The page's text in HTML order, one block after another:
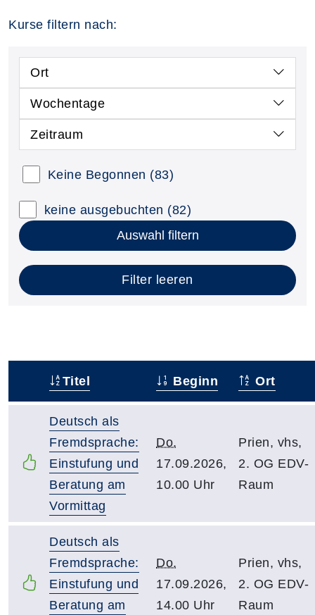
Kurse filtern nach:
Ort
Wochentage
Zeitraum
Keine Begonnen (83)
keine ausgebuchten (82)
Auswahl filtern
Filter leeren
Titel Beginn Ort
Deutsch als
Fremdsprache:
Einstufung und
Beratung am
Vormittag
Do.
17.09.2026,
10.00 Uhr
Prien, vhs,
2. OG EDV-
Raum
Deutsch als
Fremdsprache:
Einstufung und
Beratung am
Do.
17.09.2026,
14.00 Uhr
Prien, vhs,
2. OG EDV-
Raum